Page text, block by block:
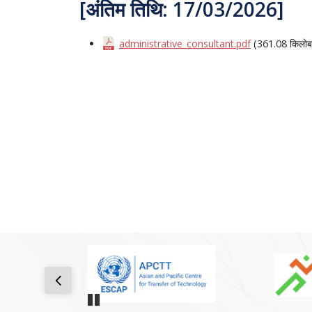
[अंतिम तिथि: 17/03/2026]
administrative_consultant.pdf (361.08